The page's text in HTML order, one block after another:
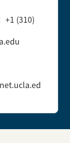
+1 (310)